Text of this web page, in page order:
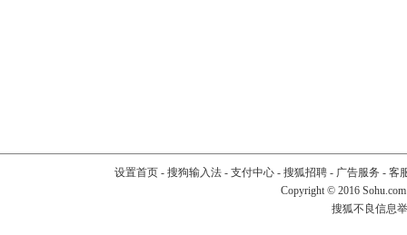
设置首页- 搜狗输入法- 支付中心- 搜狐招聘- 广告服务 - 客
Copyright © 2016
搜狐不良信息